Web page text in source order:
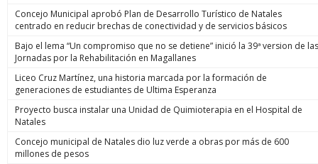
Concejo Municipal aprobó Plan de Desarrollo Turístico de Natales
centrado en reducir brechas de conectividad y de servicios básicos
Bajo el lema “Un compromiso que no se detiene” inició la 39ª version de las
Jornadas por la Rehabilitación en Magallanes
Liceo Cruz Martínez, una historia marcada por la formación de
generaciones de estudiantes de Ultima Esperanza
Proyecto busca instalar una Unidad de Quimioterapia en el Hospital de
Natales
Concejo municipal de Natales dio luz verde a obras por más de 600
millones de pesos